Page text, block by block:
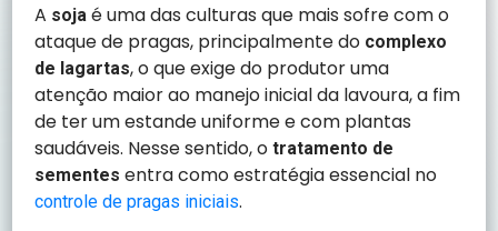
A soja é uma das culturas que mais sofre com o
ataque de pragas, principalmente do complexo
de lagartas, o que exige do produtor uma
atenção maior ao manejo inicial da lavoura, a fim
de ter um estande uniforme e com plantas
saudáveis. Nesse sentido, otratamento de
sementes entra como estratégia essencial no
controle de pragas iniciais.